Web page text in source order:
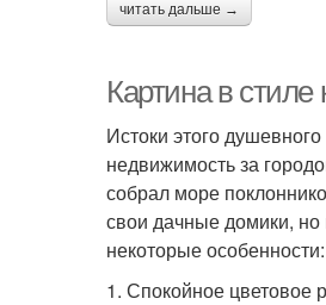
читать дальше →
Картина в
Истоки этого
недвижимость за
собрал море
свои дачные домики, но
некоторые особенности:
1. Спокойное цветовое